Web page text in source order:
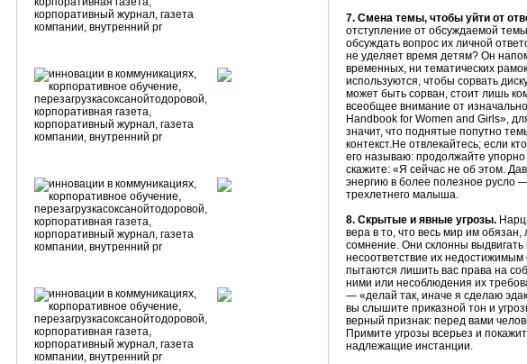
7. Смена темы, чтобы уйти от
отступление от обсуждаемой
обсуждать вопрос их личной
не уделяет время детям? Он
временных, ни тематических
используются, чтобы сорвать
может быть сорван, стоит лишь
всеобщее внимание от
Handbook for Women and Girls»,
значит, что поднятые попутно
контекст.Не отвлекайтесь; если
его называю: продолжайте
скажите: «Я сейчас не об этом.
энергию в более полезное русло
трехлетнего малыша.
8. Скрытые и явные угрозы.
вера в то, что весь мир им
сомнение. Они склонны
несоответствие их
пытаются лишить вас права на
ними или несоблюдения их
— «делай так, иначе я сделаю
вы слышите приказной тон и
верный признак: перед вами
Примите угрозы всерьез и
надлежащие инстанции.